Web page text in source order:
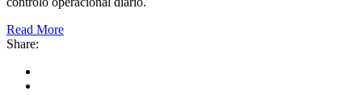
Read More
Share: